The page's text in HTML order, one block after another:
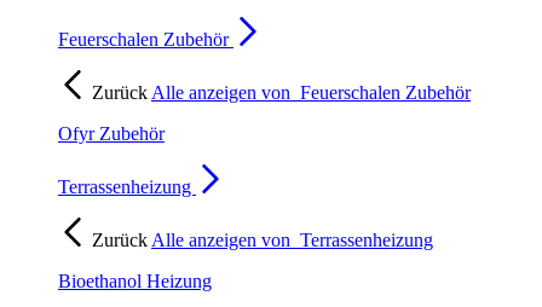
Feuerschalen Zubehör
Zurück Alle anzeigen von Feuerschalen Zubehör
Ofyr Zubehör
Terrassenheizung
Zurück Alle anzeigen von Terrassenheizung
Bioethanol Heizung